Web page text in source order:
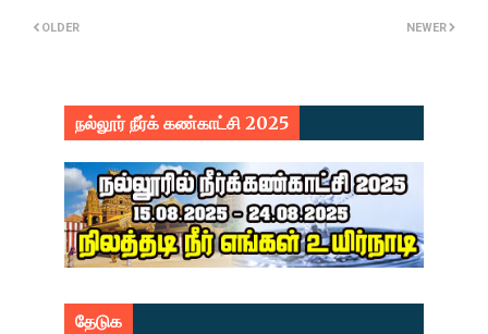
NEWER
OLDER
நல்லூர் நீர்க் கண்காட்சி 2025
தேடுக